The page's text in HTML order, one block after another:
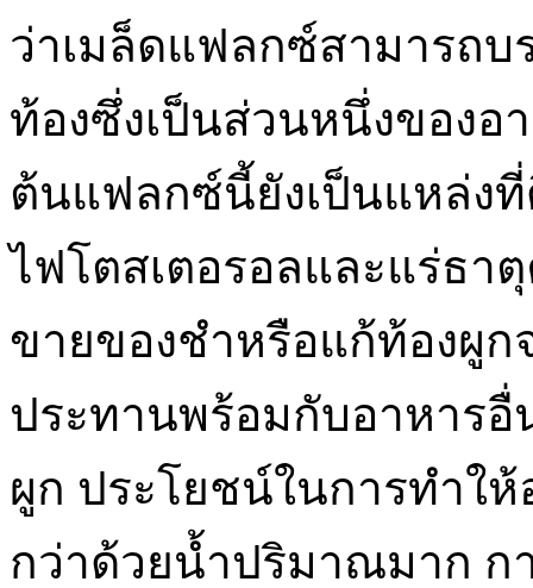
ว่าเมล็ดแฟลกซ์สามารถบ
ท้องซึ่งเป็นส่วนหนึ่งของอ
ต้นแฟลกซ์นี้ยังเป็นแหล่ง
ไฟโตสเตอรอลและแร่ธ
ขายของชำหรือแก้ท้องผูก
ประทานพร้อมกับอาหารอื่
ผูก ประโยชน์ในการทำให้
กว่าด้วยน้ำปริมาณมาก ก